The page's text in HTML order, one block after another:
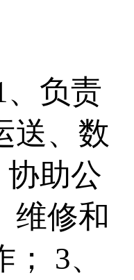
、负责
送、数
助公
维修和
3、